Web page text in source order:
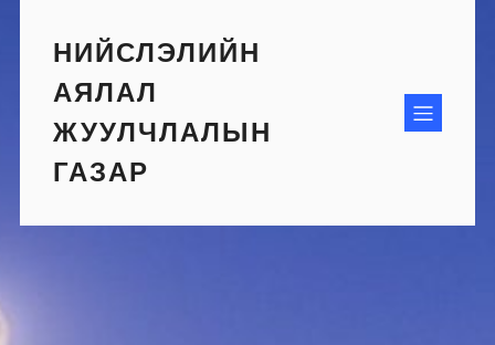
contentНИЙСЛЭЛИЙН
АЯЛАЛ
ЖУУЛЧЛАЛЫН
ГАЗАР